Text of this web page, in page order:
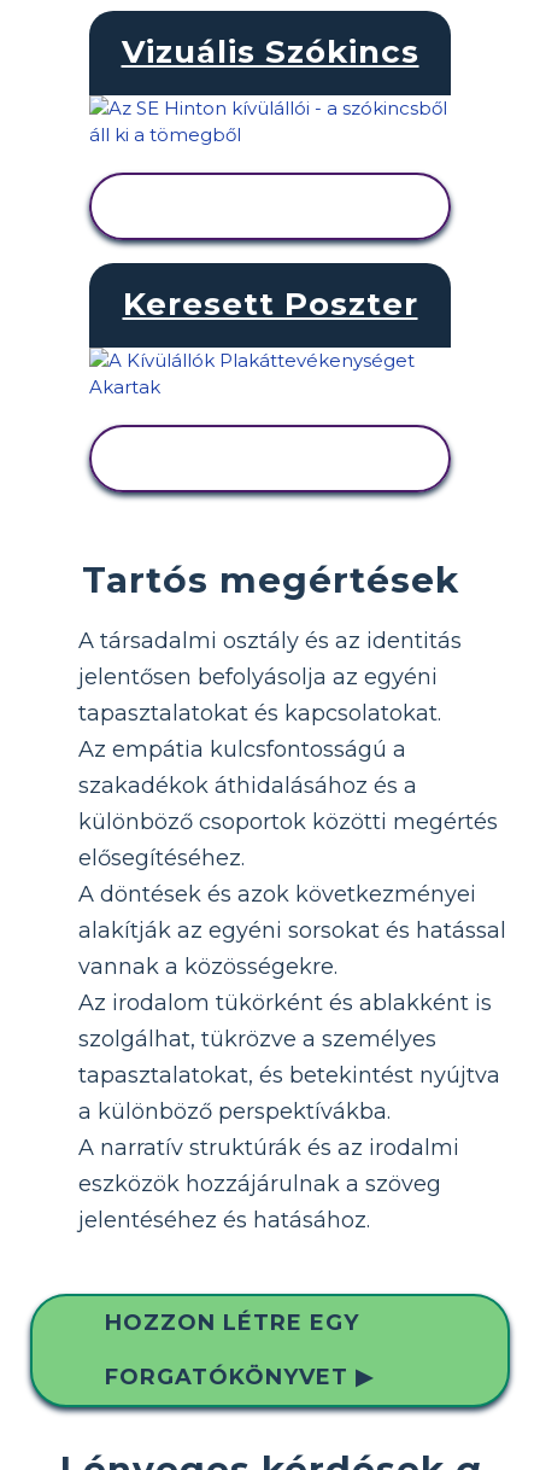
Vizuális Szókincs
Keresett Poszter
Tartós megértések
A társadalmi osztály és az identitás
jelentősen befolyásolja az egyéni
tapasztalatokat és kapcsolatokat.
Az empátia kulcsfontosságú a
szakadékok áthidalásához és a
különböző csoportok közötti megértés
elősegítéséhez.
A döntések és azok következményei
alakítják az egyéni sorsokat és hatással
vannak a közösségekre.
Az irodalom tükörként és ablakként is
szolgálhat, tükrözve a személyes
tapasztalatokat, és betekintést nyújtva
a különböző perspektívákba.
A narratív struktúrák és az irodalmi
eszközök hozzájárulnak a szöveg
jelentéséhez és hatásához.
HOZZON LÉTRE EGY
FORGATÓKÖNYVET ▶